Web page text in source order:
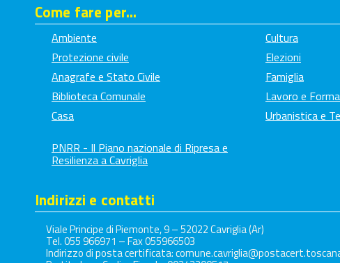
Come fare per...
Ambiente
Protezione civile
Anagrafe e Stato Civile
Biblioteca Comunale
Casa
Cultura
Elezioni
Famiglia
Lavoro e
Urbanistica e
PNRR - Il Piano nazionale di Ripresa e
Resilienza a Cavriglia
Indirizzi e contatti
Viale Principe di Piemonte, 9 – 52022 Cavriglia (Ar)
Tel. 055 966971 – Fax 055966503
Indirizzo di posta certificata: